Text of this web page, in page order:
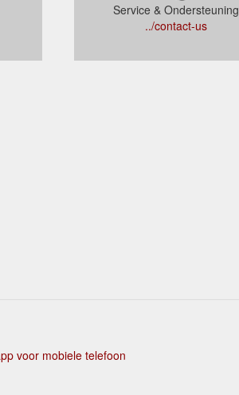
Service & Ondersteuning
../contact-us
voor mobiele telefoon